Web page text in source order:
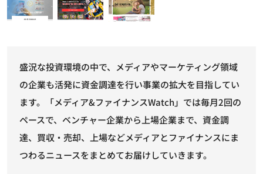
盛況な投資環境の中で、メディアやマーケティング領域
の企業も活発に資金調達を行い事業の拡大を目指してい
ます。「メディア&ファイナンスWatch」では毎月2回の
ペースで、ベンチャー企業から上場企業まで、資金調
達、買収・売却、上場などメディアとファイナンスにま
つわるニュースをまとめてお届けしていきます。